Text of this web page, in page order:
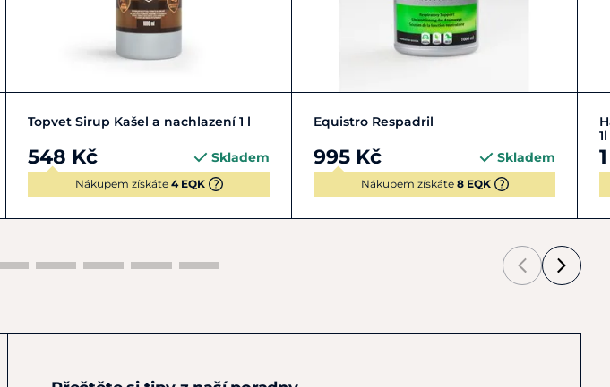
Do košíku
Topvet Sirup Kašel a nachlazení 1 l
548 Kč Skladem
Nákupem získáte 4 EQK
Zobrazit detail
Equistro Respadril
995 Kč Skladem
Nákupem získáte 8 EQK
1l